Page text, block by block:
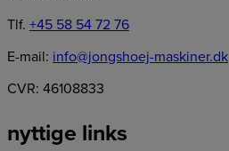
Tlf. +45 58 54 72 76
E-mail: info@jongshoej-maskiner.dk
CVR: 46108833
nyttige links